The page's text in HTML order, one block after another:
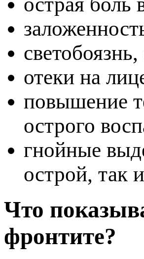
отеки на
овышение
острого
нойные
острой, так
Что
фронтите?